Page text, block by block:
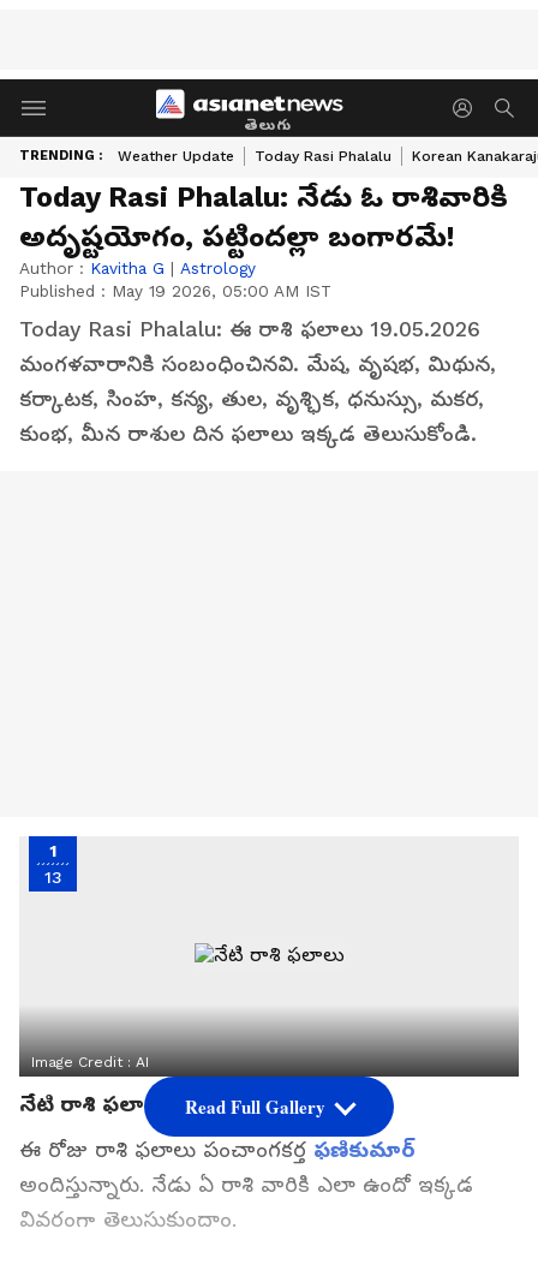
తెలుగు
TRENDING : Weather Update Today Rasi Phalalu Korean
Today Rasi Phalalu: నేడు ఓ రాశివారికి
అదృష్టయోగం, పట్టిందల్లా బంగారమే!
Author : Kavitha G | Astrology
Published : May 19 2026, 05:00 AM IST
Today Rasi Phalalu: ఈ రాశి ఫలాలు 19.05.2026
మంగళవారానికి సంబంధించినవి. మేష, వృషభ, మిథున,
కర్కాటక, సింహ, కన్య, తుల, వృశ్ఛిక, ధనుస్సు, మకర,
కుంభ, మీన రాశుల దిన ఫలాలు ఇక్కడ తెలుసుకోండి.
1
13
Image Credit :AI
నేటి రాశి ఫలాలు
ఈ రోజు రాశి ఫలాలు పంచాంగకర్త ఫణికుమార్
అందిస్తున్నారు. నేడు ఏ రాశి వారికి ఎలా ఉందో ఇక్కడ
వివరంగా తెలుసుకుందాం.
Read Full Gallery